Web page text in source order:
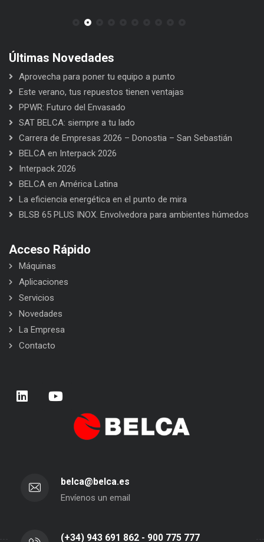
Últimas Novedades
Aprovecha para poner tu equipo a punto
Este verano, tus repuestos tienen ventajas
PPWR: Futuro del Envasado
SAT BELCA: siempre a tu lado
Carrera de Empresas 2026 – Donostia – San Sebastián
BELCA en Interpack 2026
Interpack 2026
BELCA en América Latina
La eficiencia energética en el punto de mira
BLSB 65 PLUS INOX. Envolvedora para ambientes húmedos
Acceso Rápido
Máquinas
Aplicaciones
Servicios
Novedades
La Empresa
Contacto
belca@belca.es
Envíenos un email
(+34) 943 691 862 - 900 775 777